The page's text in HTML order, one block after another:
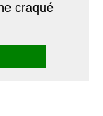
craqué